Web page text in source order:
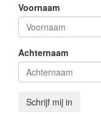
Voornaam
Achternaam
Schrijf mij in